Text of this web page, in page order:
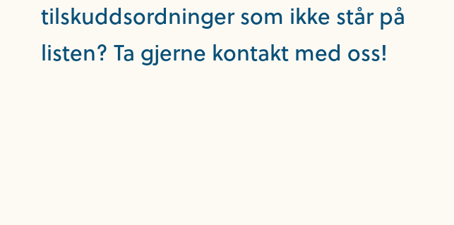
tilskuddsordninger som ikke står på
listen? Ta gjerne kontakt med oss!